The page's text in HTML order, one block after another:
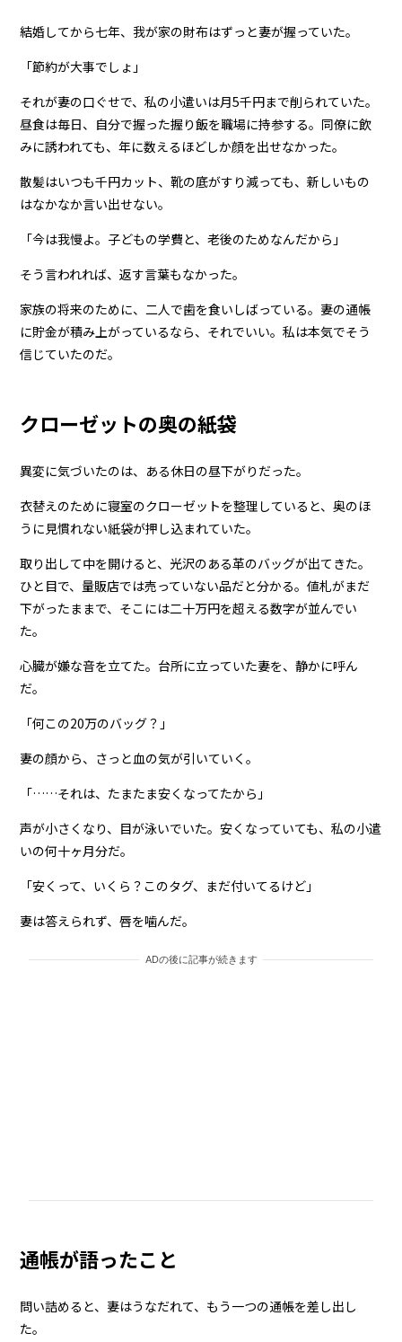
結婚してから七年、我が家の財布はずっと妻が握っていた。
「節約が大事でしょ」
それが妻の口ぐせで、私の小遣いは月5千円まで削られていた。
昼食は毎日、自分で握った握り飯を職場に持参する。同僚に飲
みに誘われても、年に数えるほどしか顔を出せなかった。
散髪はいつも千円カット、靴の底がすり減っても、新しいもの
はなかなか言い出せない。
「今は我慢よ。子どもの学費と、老後のためなんだから」
そう言われれば、返す言葉もなかった。
家族の将来のために、二人で歯を食いしばっている。妻の通帳
に貯金が積み上がっているなら、それでいい。私は本気でそう
信じていたのだ。
クローゼットの奥の紙袋
異変に気づいたのは、ある休日の昼下がりだった。
衣替えのために寝室のクローゼットを整理していると、奥のほ
うに見慣れない紙袋が押し込まれていた。
取り出して中を開けると、光沢のある革のバッグが出てきた。
ひと目で、量販店では売っていない品だと分かる。値札がまだ
下がったままで、そこには二十万円を超える数字が並んでい
た。
心臓が嫌な音を立てた。台所に立っていた妻を、静かに呼ん
だ。
「何この20万のバッグ？」
妻の顔から、さっと血の気が引いていく。
「……それは、たまたま安くなってたから」
声が小さくなり、目が泳いでいた。安くなっていても、私の小遣
いの何十ヶ月分だ。
「安くって、いくら？このタグ、まだ付いてるけど」
妻は答えられず、唇を噛んだ。
ADの後に記事が続きます
通帳が語ったこと
問い詰めると、妻はうなだれて、もう一つの通帳を差し出し
た。